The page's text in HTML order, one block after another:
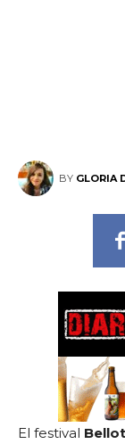
BY GLORIA
El festival